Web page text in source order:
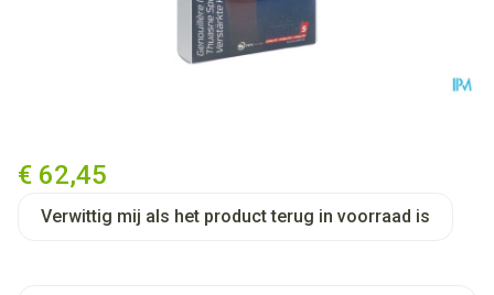
€ 62,45
Verwittig mij als het product terug in voorraad is